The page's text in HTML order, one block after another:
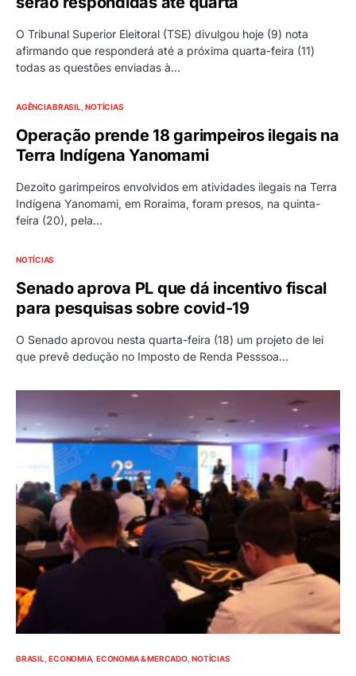
O Tribunal Superior Eleitoral (TSE) divulgou hoje (9) nota
afirmando que responderá até a próxima quarta-feira (11)
todas as questões enviadas à…
AGÊNCIA BRASIL NOTÍCIAS
Operação prende 18 garimpeiros ilegais na
Terra Indígena Yanomami
Dezoito garimpeiros envolvidos em atividades ilegais na Terra
Indígena Yanomami, em Roraima, foram presos, na quinta-
feira (20), pela…
NOTÍCIAS
Senado aprova PL que dá incentivo fiscal
para pesquisas sobre covid-19
O Senado aprovou nesta quarta-feira (18) um projeto de lei
que prevê dedução no Imposto de Renda Pesssoa…
BRASIL ECONOMIA ECONOMIA & MERCADO NOTÍCIAS